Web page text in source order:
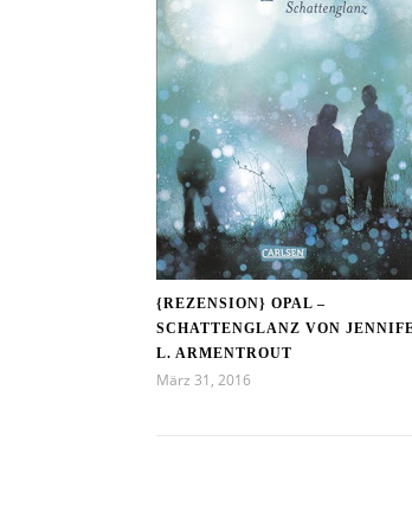
{REZENSION} OPAL –
SCHATTENGLANZ VON
L. ARMENTROUT
März 31, 2016